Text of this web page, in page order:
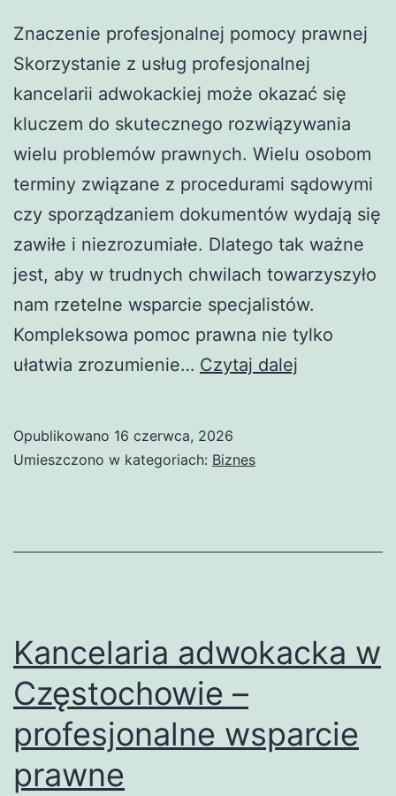
Znaczenie profesjonalnej pomocy prawnej
Skorzystanie z usług profesjonalnej
kancelarii adwokackiej może okazać się
kluczem do skutecznego rozwiązywania
wielu problemów prawnych. Wielu osobom
terminy związane z procedurami sądowymi
czy sporządzaniem dokumentów wydają się
zawiłe i niezrozumiałe. Dlatego tak ważne
jest, aby w trudnych chwilach towarzyszyło
nam rzetelne wsparcie specjalistów.
Kompleksowa pomoc prawna nie tylko
ułatwia zrozumienie… Czytaj dalej
Opublikowano 16 czerwca, 2026
Umieszczono w kategoriach: Biznes
Kancelaria adwokacka w
Częstochowie –
profesjonalne wsparcie
prawne